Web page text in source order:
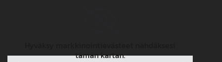
tämän kartan.